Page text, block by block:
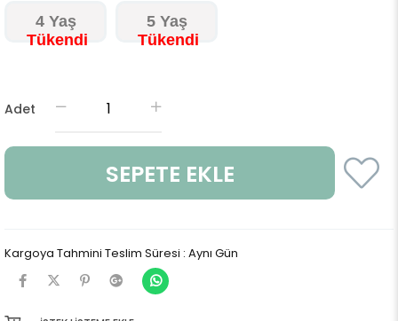
4 Yaş 5 Yaş
Adet
Kargoya Tahmini Teslim Süresi : Aynı Gün